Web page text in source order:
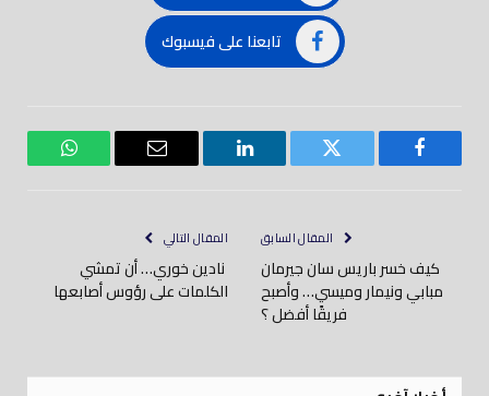
تابعنا على فيسبوك
فيسبوك تويتر لينكدود
بريد
واتساب
المقال السابق
كيف خسر باريس سان جيرمان
مبابي ونيمار وميسي… وأصبح
فريقًا أفضل ؟
المقال التالي
نادين خوري… أن تمشي
الكلمات على رؤوس أصابعها